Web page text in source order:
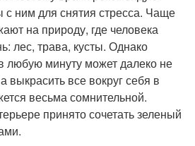
с ним для снятия стресса. Чаще
на природу, где человека
лес, трава, кусты. Однако
любую минуту может далеко не
выкрасить все вокруг себя в
весьма сомнительной.
принято сочетать зеленый